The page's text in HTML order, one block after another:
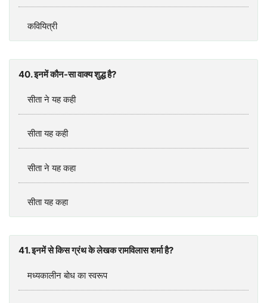
कवियित्री
40. इनमें कौन-सा वाक्‍य शुद्ध है?
सीता ने यह कही
सीता यह कही
सीता ने यह कहा
सीता यह कहा
41. इनमें से किस ग्रंथ के लेखक रामविलास शर्मा है?
मध्‍यकालीन बोध का स्‍वरूप